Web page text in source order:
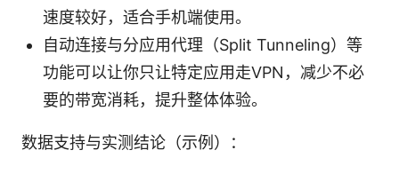
速度较好，适合手机端使用。
自动连接与分应用代理（Split Tunneling）等
功能可以让你只让特定应用走VPN，减少不必
要的带宽消耗，提升整体体验。
数据支持与实测结论（示例）：